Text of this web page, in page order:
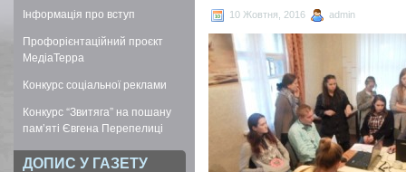
Інформація про вступ
Профорієнтаційний проєкт
МедіаТерра
Конкурс соціальної реклами
Конкурс “Звитяга” на пошану
пам’яті Євгена Перепелиці
ДОПИС У ГАЗЕТУ
10 Жовтня, 2016 admin